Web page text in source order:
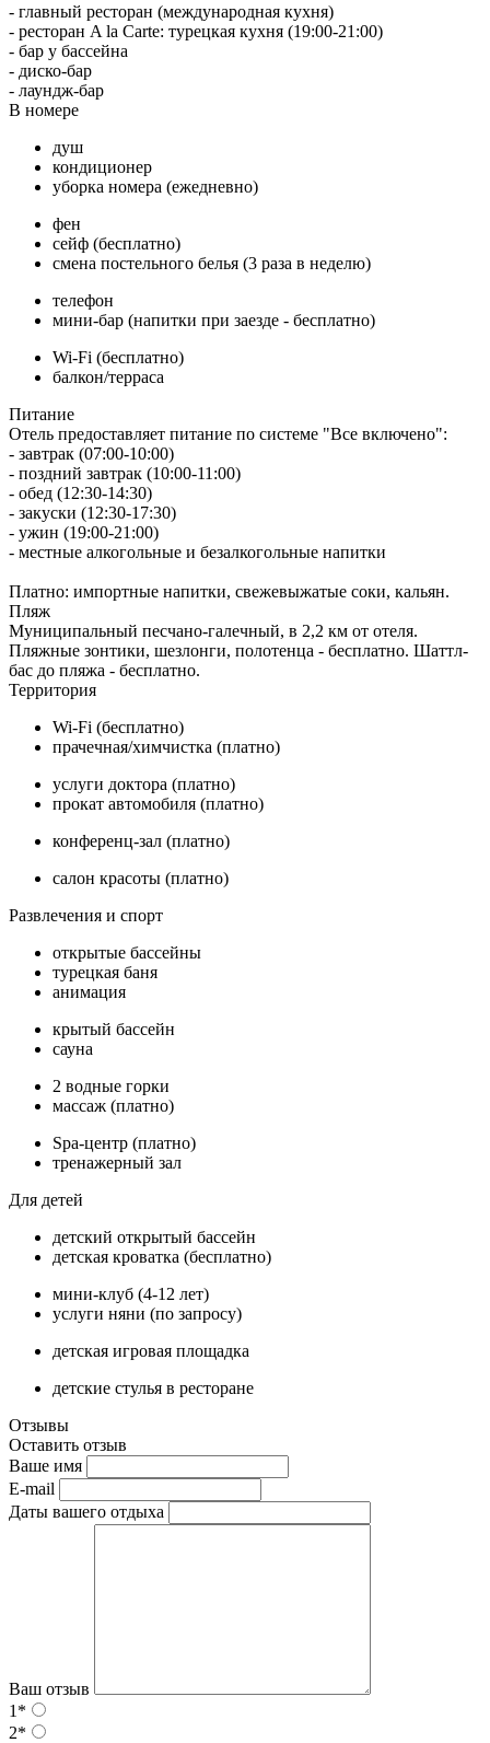
- главный ресторан (международная кухня)
- ресторан A la Carte: турецкая кухня (19:00-21:00)
- бар у бассейна
- диско-бар
- лаундж-бар
В номере
душ
кондиционер
уборка номера (ежедневно)
фен
сейф (бесплатно)
смена постельного белья (3 раза в неделю)
телефон
мини-бар (напитки при заезде - бесплатно)
Wi-Fi (бесплатно)
балкон/терраса
Питание
Отель предоставляет питание по системе "Все включено":
- завтрак (07:00-10:00)
- поздний завтрак (10:00-11:00)
- обед (12:30-14:30)
- закуски (12:30-17:30)
- ужин (19:00-21:00)
- местные алкогольные и безалкогольные напитки
Платно: импортные напитки, свежевыжатые соки, кальян.
Пляж
Муниципальный песчано-галечный, в 2,2 км от отеля.
Пляжные зонтики, шезлонги, полотенца - бесплатно. Шаттл-
бас до пляжа - бесплатно.
Территория
Wi-Fi (бесплатно)
прачечная/химчистка (платно)
услуги доктора (платно)
прокат автомобиля (платно)
конференц-зал (платно)
салон красоты (платно)
Развлечения и спорт
открытые бассейны
турецкая баня
анимация
крытый бассейн
сауна
2 водные горки
массаж (платно)
Spa-центр (платно)
тренажерный зал
Для детей
детский открытый бассейн
детская кроватка (бесплатно)
мини-клуб (4-12 лет)
услуги няни (по запросу)
детская игровая площадка
детские стулья в ресторане
Отзывы
Оставить отзыв
Ваше имя
E-mail
Даты вашего отдыха
Ваш отзыв
1*
2*